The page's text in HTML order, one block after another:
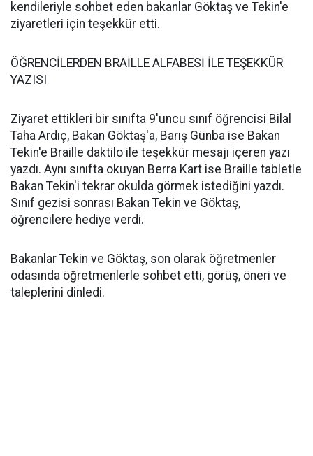
kendileriyle sohbet eden bakanlar Göktaş ve Tekin'e
ziyaretleri için teşekkür etti.
ÖĞRENCİLERDEN BRAİLLE ALFABESİ İLE TEŞEKKÜR
YAZISI
Ziyaret ettikleri bir sınıfta 9'uncu sınıf öğrencisi Bilal
Taha Ardıç, Bakan Göktaş'a, Barış Günba ise Bakan
Tekin'e Braille daktilo ile teşekkür mesajı içeren yazı
yazdı. Aynı sınıfta okuyan Berra Kart ise Braille tabletle
Bakan Tekin'i tekrar okulda görmek istediğini yazdı.
Sınıf gezisi sonrası Bakan Tekin ve Göktaş,
öğrencilere hediye verdi.
Bakanlar Tekin ve Göktaş, son olarak öğretmenler
odasında öğretmenlerle sohbet etti, görüş, öneri ve
taleplerini dinledi.